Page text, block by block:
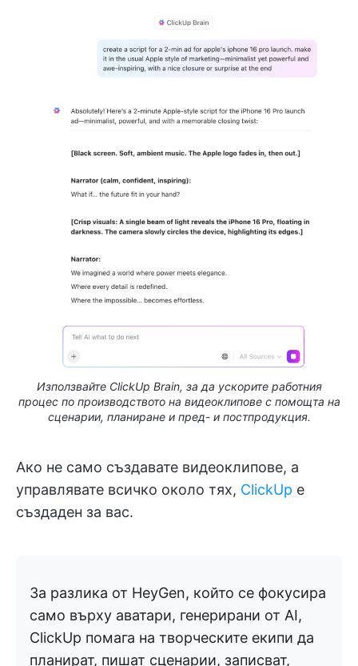
Използвайте ClickUp Brain, за да ускорите работния
процес по производството на видеоклипове с помощта на
сценарии, планиране и пред- и постпродукция.
Ако не само създавате видеоклипове, а
управлявате всичко около тях, ClickUp е
създаден за вас.
За разлика от HeyGen, който се фокусира
само върху аватари, генерирани от AI,
ClickUp помага на творческите екипи да
планират, пишат сценарии, записват,